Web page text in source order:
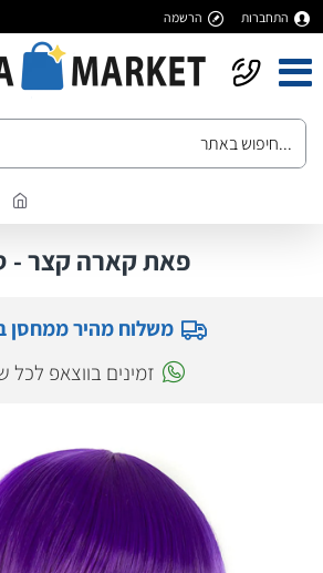
התחברות הרשמה
פאת קארה קצר -
משלוח מהיר ממחסן
זמינים בווצאפ לכל